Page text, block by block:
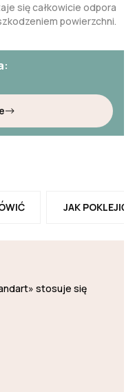
się całkowicie odpora
powierzchni.
JAK POKLEJIĆ
stosuje się